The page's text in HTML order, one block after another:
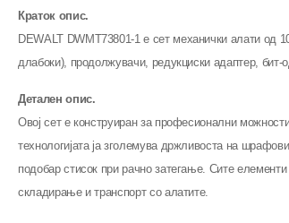
Краток опис.
DEWALT DWMT73801-1 е сет механички алати од
длабоки), продолжувачи, редукциски адаптер, бит-
Детален опис.
Овој сет е конструиран за професионални
технологијата ја зголемува држливоста на
подобар стисок при рачно затегање. Сите
складирање и транспорт со алатите.